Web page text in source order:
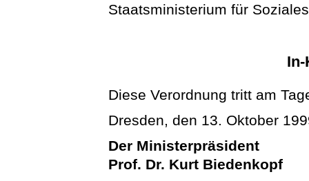
Staatsministerium für
Diese Verordnung tritt am
Dresden, den 13. Oktober
Der Ministerpräsident
Prof. Dr. Kurt Biedenkopf